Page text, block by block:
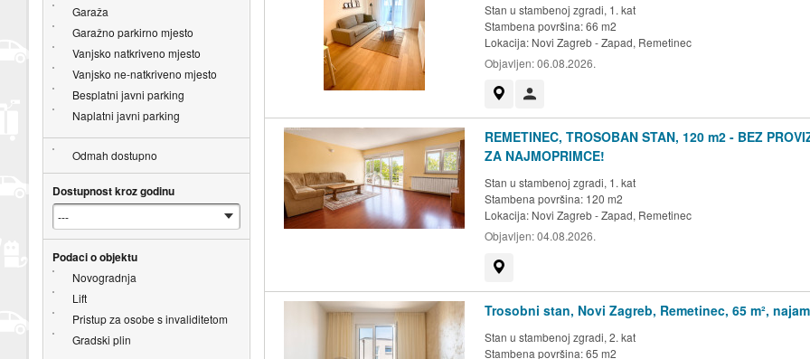
Stan u stambenoj zgradi, 1. kat
Stambena površina: 66 m2
Lokacija: Novi Zagreb - Zapad, Remetinec
Objavljen:06.08.2026.
REMETINEC, TROSOBAN STAN, 120 m2 - BEZ
ZA NAJMOPRIMCE!
Stan u stambenoj zgradi, 1. kat
Stambena površina: 120 m2
Lokacija: Novi Zagreb - Zapad, Remetinec
Objavljen:04.08.2026.
Trosobni stan, Novi Zagreb, Remetinec, 65 m², najam
Stan u stambenoj zgradi, 2. kat
Stambena površina: 65 m2
Garaža
Garažno parkirno mjesto
Vanjsko natkriveno mjesto
Vanjsko ne-natkriveno mjesto
Besplatni javni parking
Naplatni javni parking
Odmah dostupno
Dostupnost kroz godinu
Podaci o objektu
Novogradnja
Lift
Pristup za osobe s invaliditetom
Gradski plin